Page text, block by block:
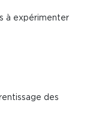
à expérimenter
des